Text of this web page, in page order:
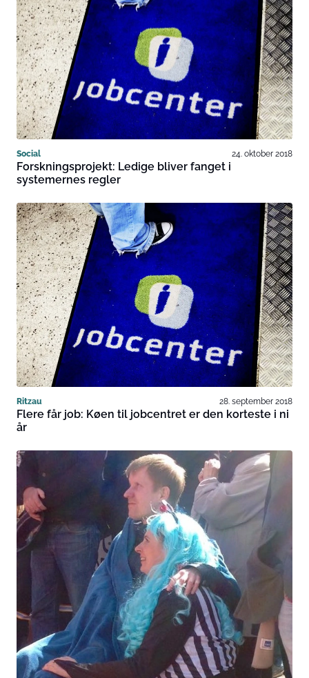
Social 24. oktober 2018
Forskningsprojekt: Ledige bliver fanget i
systemernes regler
Ritzau 28. september 2018
Flere får job: Køen til jobcentret er den korteste i ni
år